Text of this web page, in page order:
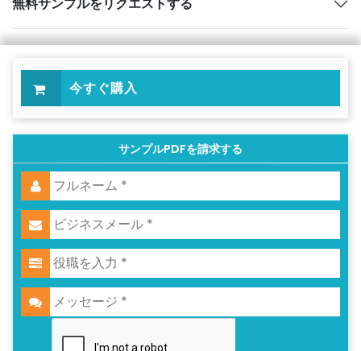
無料サンプルをリクエストする
今すぐ購入
サンプルPDFを請求する